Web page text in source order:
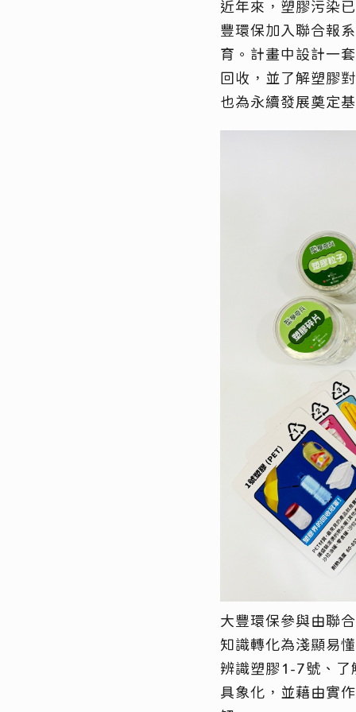
近年來，塑膠污染
豐環保加入聯合報
育。計畫中設計一套
回收，並了解塑膠
也為永續發展奠定
大豐環保參與由聯
知識轉化為淺顯易
辨識塑膠 1-7號 、
具象化 ，並藉由實作